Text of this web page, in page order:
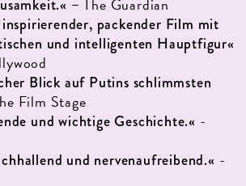
–
packender Film mit
und intelligenten Hauptfigur«
Blick auf Putins schlimmsten
Film Stage
und wichtige Geschichte.« -
und nervenaufreibend.« -